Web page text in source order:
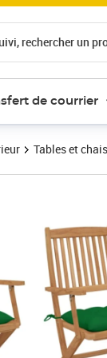
rechercher un
de courrier
Tables et